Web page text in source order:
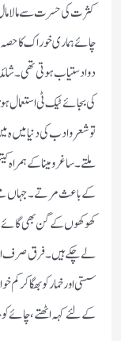
کثرت کی حسرت سے مالا
چائے ہماری خوراک کا
دوا دستیاب ہوتی تھی ۔
کی بجائے ٹیک ٹی استعمال
تو شعرو ادب کی دنیا میں
ملتے ۔ ساغرو مینا کے ہمراہ
کے باعث مرتے ۔ جہاں مئے
کھوکھوں کے گن بھی گائے
لے چکے ہیں ۔ فرق صرف
سستی اور خمار کو بھگا
کےلئے کہہ اٹھتے، چائے